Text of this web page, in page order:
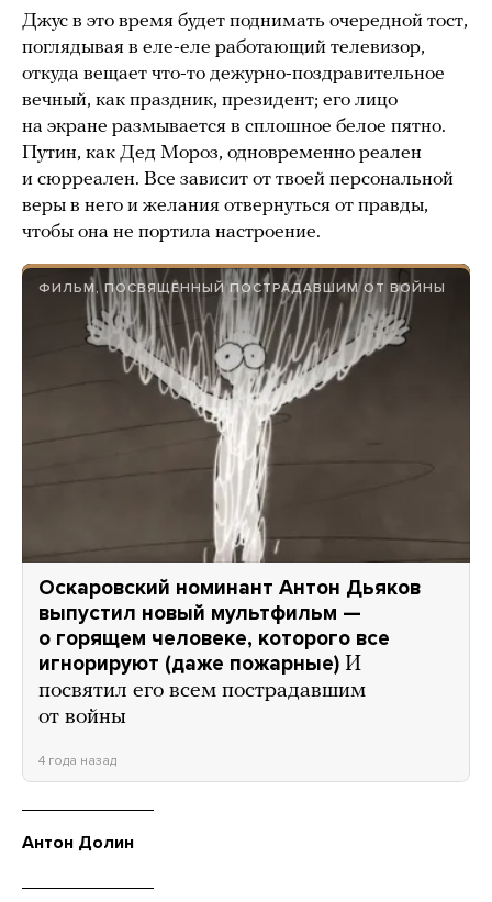
Джус в это время будет поднимать очередной тост,
поглядывая в еле-еле работающий телевизор,
откуда вещает что-то дежурно-поздравительное
вечный, как праздник, президент; его лицо
на экране размывается в сплошное белое пятно.
Путин, как Дед Мороз, одновременно реален
и сюрреален. Все зависит от твоей персональной
веры в него и желания отвернуться от правды,
чтобы она не портила настроение.
ФИЛЬМ, ПОСВЯЩЕННЫЙ ПОСТРАДАВШИМ ОТ ВОЙНЫ
Оскаровский номинант Антон Дьяков
выпустил новый мультфильм —
о горящем человеке, которого все
игнорируют (даже пожарные) И
посвятил его всем пострадавшим
от войны
4 года назад
Антон Долин